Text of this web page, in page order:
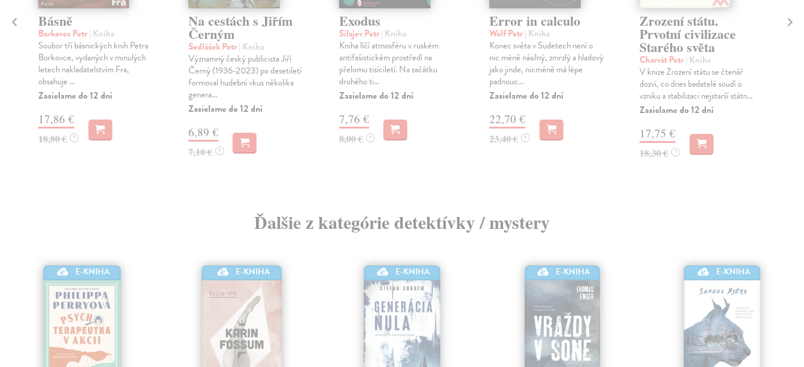
Básně
Borkovec Petr| Kniha
Soubor tří básnických knih Petra
Borkovce, vydaných v minulých
letech nakladatelstvím Fra,
obsahuje ...
Zasielame do 12 dní
17,86 €
18,80 € ?
Na cestách s Jiřím
Černým
Sedláček Petr| Kniha
Významný český publicista Jiří
Černý (1936-2023) po desetiletí
formoval hudební vkus několika
genera...
Zasielame do 12 dní
6,89 €
7,10 € ?
Exodus
Silajev Petr| Kniha
Kniha líčí atmosféru v ruském
antifašistickém prostředí na
přelomu tisíciletí. Na začátku
druhého ti...
Zasielame do 12 dní
7,76 €
8,00 € ?
Error in calculo
Wolf Petr| Kniha
Konec světa v Sudetech není o
nic méně násilný, zmrzlý a hladový
jako jinde, nicméně má lépe
padnouc...
Zasielame do 12 dní
22,70 €
23,40 € ?
Zrození státu.
Prvotní civilizace
Starého světa
Charvát Petr| Kniha
V knize Zrození státu se čtenář
dozví, co dnes badatelé soudí o
vzniku a stabilizaci nejstarší státn...
Zasielame do 12 dní
17,75 €
18,30 € ?
Ďalšie z kategórie detektívky / mystery
E-KNIHA E-KNIHA E-KNIHA E-KNIHA E-KNIHA